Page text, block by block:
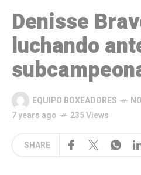
Denisse
luchando
EQUIPO BOXEADORES
7 years ago
235 Views
SHARE